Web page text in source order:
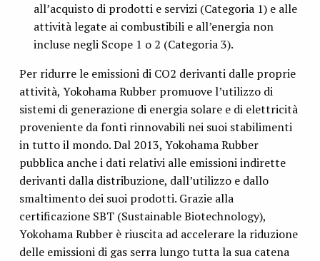
all’acquisto di prodotti e servizi (Categoria 1) e alle
attività legate ai combustibili e all’energia non
incluse negli Scope 1 o 2 (Categoria 3).
Per ridurre le emissioni di CO2 derivanti dalle proprie
attività, Yokohama Rubber promuove l’utilizzo di
sistemi di generazione di energia solare e di elettricità
proveniente da fonti rinnovabili nei suoi stabilimenti
in tutto il mondo. Dal 2013, Yokohama Rubber
pubblica anche i dati relativi alle emissioni indirette
derivanti dalla distribuzione, dall’utilizzo e dallo
smaltimento dei suoi prodotti. Grazie alla
certificazione SBT (Sustainable Biotechnology),
Yokohama Rubber è riuscita ad accelerare la riduzione
delle emissioni di gas serra lungo tutta la sua catena